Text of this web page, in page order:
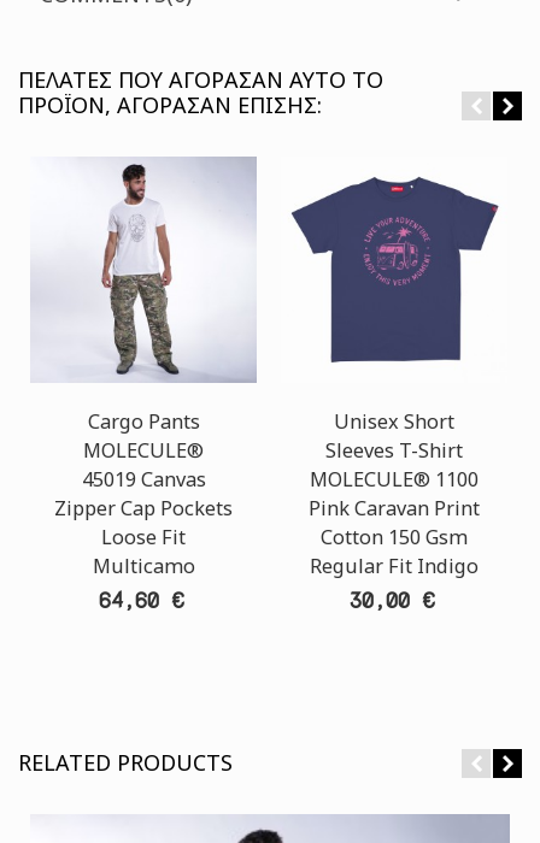
ΠΕΛΆΤΕΣ ΠΟΥ ΑΓΌΡΑΣΑΝ ΑΥΤΌ ΤΟ
ΠΡΟΪΌΝ, ΑΓΌΡΑΣΑΝ ΕΠΊΣΗΣ:
Cargo Pants
MOLECULE®
45019 Canvas
Zipper Cap Pockets
Loose Fit
Multicamo
64,60 €
Unisex Short
Sleeves T-Shirt
MOLECULE® 1100
Pink Caravan Print
Cotton 150 Gsm
Regular Fit Indigo
30,00 €
RELATED PRODUCTS